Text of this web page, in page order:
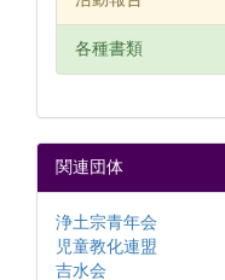
各種書類
関連団体
浄土宗青年会
児童教化連盟
吉水会